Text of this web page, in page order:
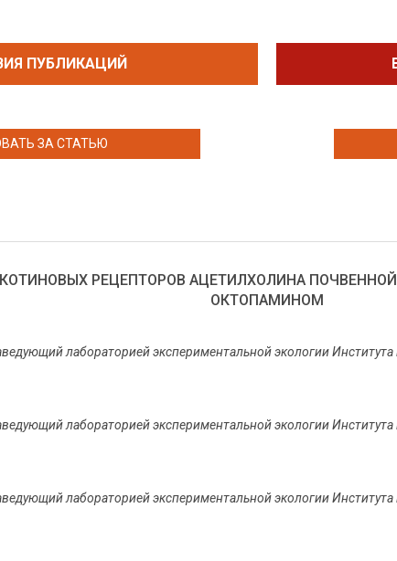
ПУБЛИКАЦИЙ
ЗА СТАТЬЮ
РЕЦЕПТОРОВ АЦЕТИЛХОЛИНА ПОЧВЕННОЙ
ОКТОПАМИНОМ
лабораторией экспериментальной экологии
лабораторией экспериментальной экологии
лабораторией экспериментальной экологии